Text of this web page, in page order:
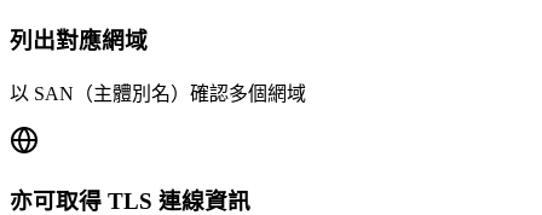
列出對應網域
以 SAN（主體別名）確認多個網域
亦可取得 TLS 連線資訊